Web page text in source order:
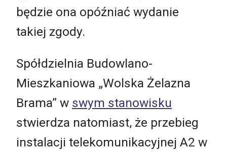
będzie ona opóźniać wydanie
takiej zgody.
Spółdzielnia Budowlano-
Mieszkaniowa „Wolska Żelazna
Brama” w swym stanowisku
stwierdza natomiast, że przebieg
instalacji telekomunikacyjnej A2 w